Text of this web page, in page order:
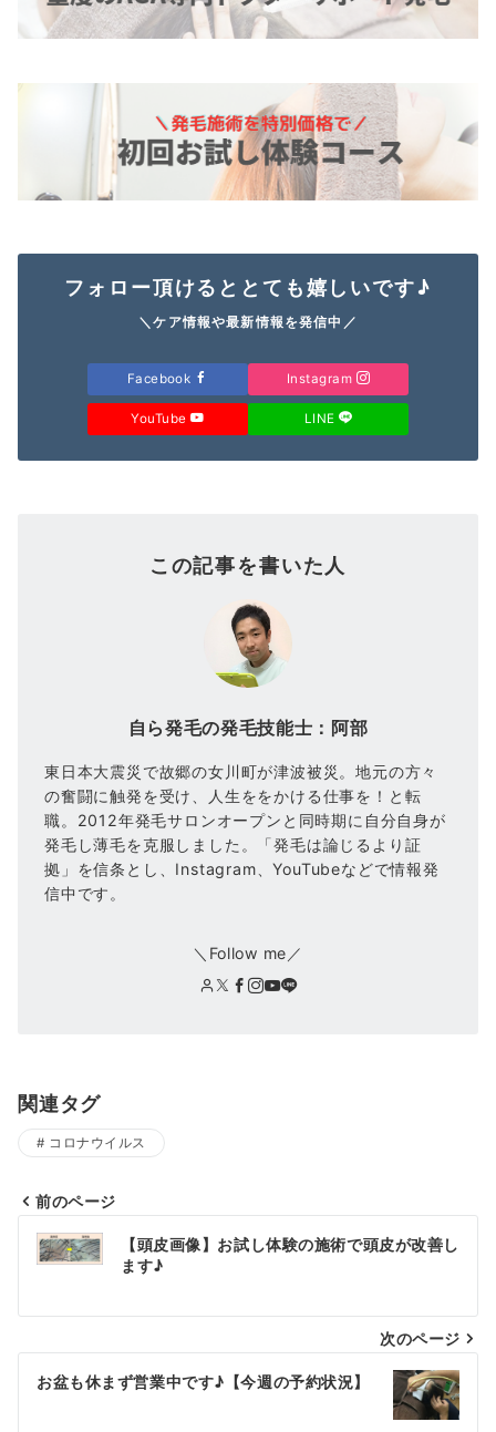
フォロー頂けるととても嬉しいです♪
＼ケア情報や最新情報を発信中／
Facebook Instagram
YouTube LINE
この記事を書いた人
自ら発毛の発毛技能士：阿部
東日本大震災で故郷の女川町が津波被災。地元の方々
の奮闘に触発を受け、人生ををかける仕事を！と転
職。2012年発毛サロンオープンと同時期に自分自身が
発毛し薄毛を克服しました。「発毛は論じるより証
拠」を信条とし、Instagram、YouTubeなどで情報発
信中です。
＼Follow me／
関連タグ
コロナウイルス
投
稿
ビ
ゲ
前のページ
【頭皮画像】お試し体験の施術で頭皮が改善し
ます♪
次のページ
お盆も休まず営業中です♪【今週の予約状況】